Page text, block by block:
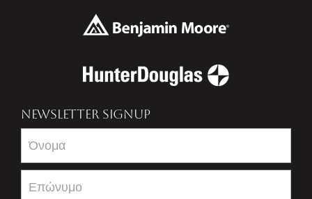
NEWSLETTER SIGNUP
Newsletter